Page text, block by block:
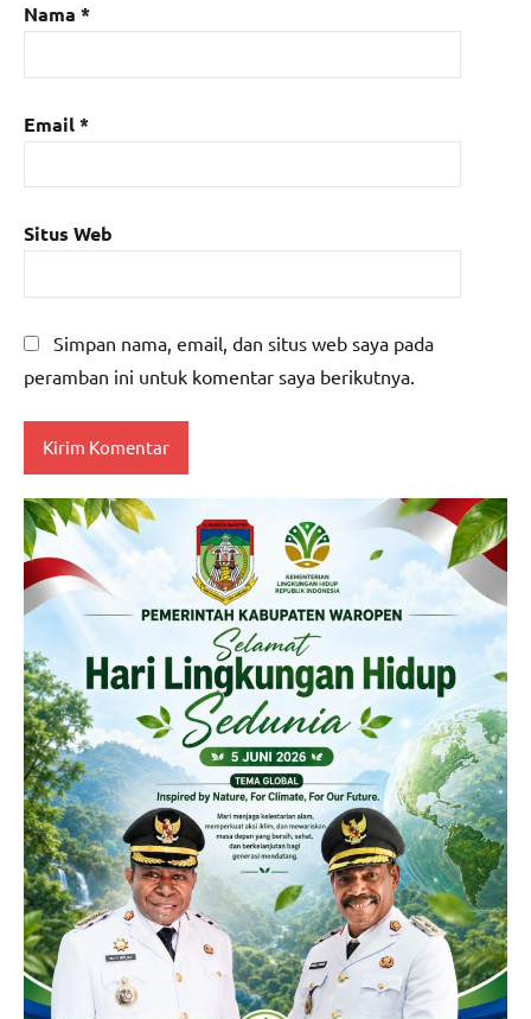
Nama *
Email*
Situs Web
Simpan nama, email, dan situs web saya pada
peramban ini untuk komentar saya berikutnya.